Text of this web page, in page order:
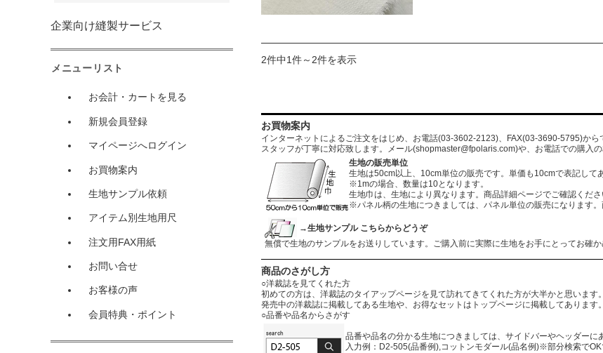
2件中1件～2件を表示
お買物案内
インターネットによるご注文をはじめ、お電話(03-3602-2123)、FAX(03-3690-5795)から
スタッフが丁寧に対応致します。メール(shopmaster@fpolaris.com)や、お電話での購入の
生地の販売単位
生地は50cm以上、10cm単位の販売です。単価も10cmで表記して
※1mの場合、数量は10となります。
生地巾は、生地により異なります。商品詳細ページでご確認くださ
※パネル柄の生地につきましては、パネル単位の販売になります。
→生地サンプル こちらからどうぞ
無償で生地のサンプルをお送りしています。ご購入前に実際に生地をお手にとってお確
商品のさがし方
○洋裁誌を見てくれた方
初めての方は、洋裁誌のタイアップページを見て訪れてきてくれた方が大半かと思います。
発売中の洋裁誌に掲載してある生地や、お得なセットはトップページに掲載してあります。
○品番や品名からさがす
品番や品名の分かる生地につきましては、サイドバーやヘッダーに
入力例：D2-505(品番例),コットンモダール(品名例)※部分検索でOK
企業向け縫製サービス
メニューリスト
お会計・カートを見る
新規会員登録
マイページへログイン
お買物案内
生地サンプル依頼
アイテム別生地用尺
注文用FAX用紙
お問い合せ
お客様の声
会員特典・ポイント